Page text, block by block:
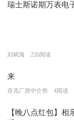
瑞士斯诺期万表电
刘斌海 226阅读
来
存克厂房中介所 4阅读
【晚八点红包】